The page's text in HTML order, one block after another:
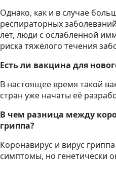
Однако, как и в случае
респираторных
лет, люди с ослабленной
риска тяжёлого течения
Есть ли вакцина для
В настоящее время такой
стран уже начаты её
В чем разница между
гриппа?
Коронавирус и вирус
симптомы, но генетически